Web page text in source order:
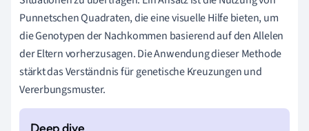
Punnetschen Quadraten, die eine visuelle Hilfe bieten, um
die Genotypen der Nachkommen basierend auf den Allelen
der Eltern vorherzusagen. Die Anwendung dieser Methode
stärkt das Verständnis für genetische Kreuzungen und
Vererbungsmuster.